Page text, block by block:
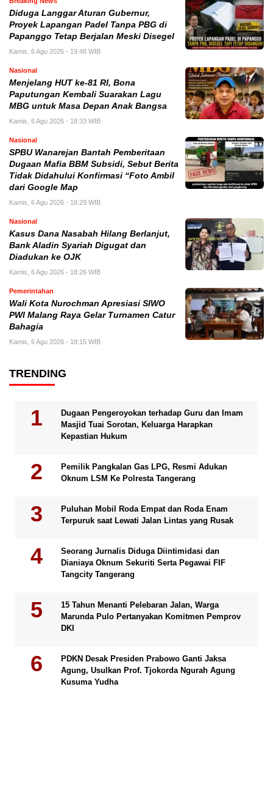
Diduga Langgar Aturan Gubernur,
Proyek Lapangan Padel Tanpa PBG di
Papanggo Tetap Berjalan Meski Disegel
Kamis, 6 Agu 2026 - 19:48 WIB
Nasional
Menjelang HUT ke-81 RI, Bona
Paputungan Kembali Suarakan Lagu
MBG untuk Masa Depan Anak Bangsa
Kamis, 6 Agu 2026 - 18:33 WIB
Nasional
SPBU Wanarejan Bantah Pemberitaan
Dugaan Mafia BBM Subsidi, Sebut Berita
Tidak Didahului Konfirmasi “Foto Ambil
dari Google Map
Kamis, 6 Agu 2026 - 18:29 WIB
Nasional
Kasus Dana Nasabah Hilang Berlanjut,
Bank Aladin Syariah Digugat dan
Diadukan ke OJK
Kamis, 6 Agu 2026 - 18:26 WIB
Pemerintahan
Wali Kota Nurochman Apresiasi SIWO
PWI Malang Raya Gelar Turnamen Catur
Bahagia
Kamis, 6 Agu 2026 - 18:15 WIB
TRENDING
Dugaan Pengeroyokan terhadap Guru dan Imam
Masjid Tuai Sorotan, Keluarga Harapkan
Kepastian Hukum
Pemilik Pangkalan Gas LPG, Resmi Adukan
Oknum LSM Ke Polresta Tangerang
Puluhan Mobil Roda Empat dan Roda Enam
Terpuruk saat Lewati Jalan Lintas yang Rusak
Seorang Jurnalis Diduga Diintimidasi dan
Dianiaya Oknum Sekuriti Serta Pegawai FIF
Tangcity Tangerang
15 Tahun Menanti Pelebaran Jalan, Warga
Marunda Pulo Pertanyakan Komitmen Pemprov
DKI
PDKN Desak Presiden Prabowo Ganti Jaksa
Agung, Usulkan Prof. Tjokorda Ngurah Agung
Kusuma Yudha